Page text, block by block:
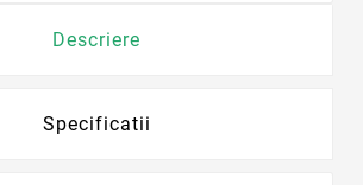
Descriere
Specificatii